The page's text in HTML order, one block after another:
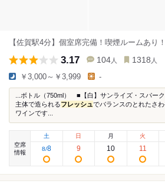
【佐賀駅4分】個室席完備！喫煙ルームあり
3.17 104 人 1318 人
￥3,000～￥3,999 -
...ボトル（750ml） ■【白】サンライズ・スパー
主体で造られるフレッシュ でバランスのとれたさ
ワインです...
空席
情報
土
8/8
日
9
月
10
火
11